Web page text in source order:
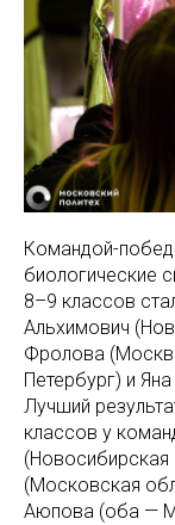
Командой-
биологические
8–9 классов
Альхимович
Фролова
Петербург) и
Лучший
классов у
(Новосибирская
(Московская
Аюпова (оба —